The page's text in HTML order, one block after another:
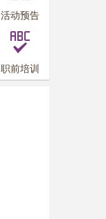
活动预告
职前培训